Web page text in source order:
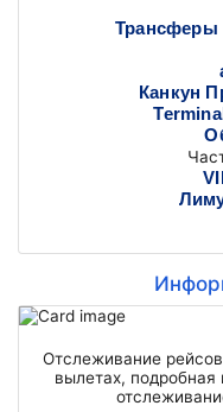
Трансферы
Канкун
Отслеживание
вылетах,